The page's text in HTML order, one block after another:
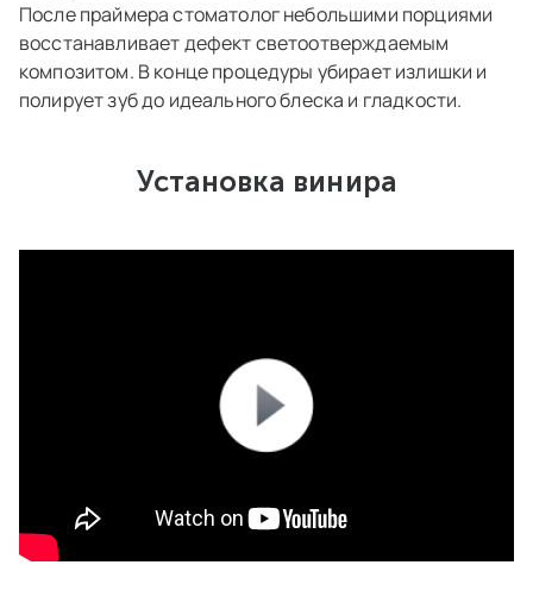
После праймера стоматолог небольшими порциями
восстанавливает дефект светоотверждаемым
композитом. В конце процедуры убирает излишки и
полирует зуб до идеального блеска и гладкости.
Установка винира